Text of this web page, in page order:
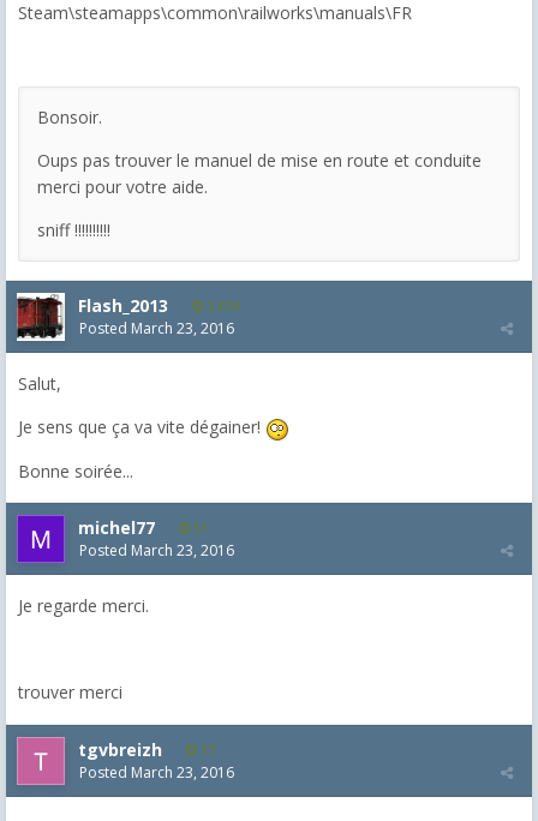
Steam\steamapps\common\railworks\manuals\FR
Bonsoir.
Oups pas trouver le manuel de mise en route et conduite
merci pour votre aide.
sniff !!!!!!!!!!
Flash_2013 2,074
Posted March 23, 2016
Salut,
Je sens que ça va vite dégainer!
Bonne soirée...
michel77 51
Posted March 23, 2016
Je regarde merci.
trouver merci
tgvbreizh 17
Posted March 23, 2016